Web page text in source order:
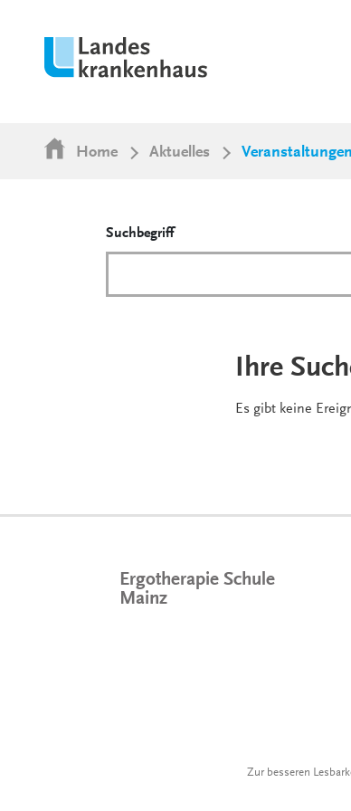
Home Aktuelles Veranstaltungen
Suchbegriff
Ihre
Es gibt keine
Ergotherapie Schule
Mainz
Zur besseren